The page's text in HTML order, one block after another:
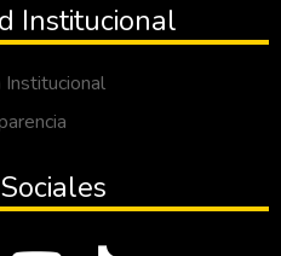
Institucional